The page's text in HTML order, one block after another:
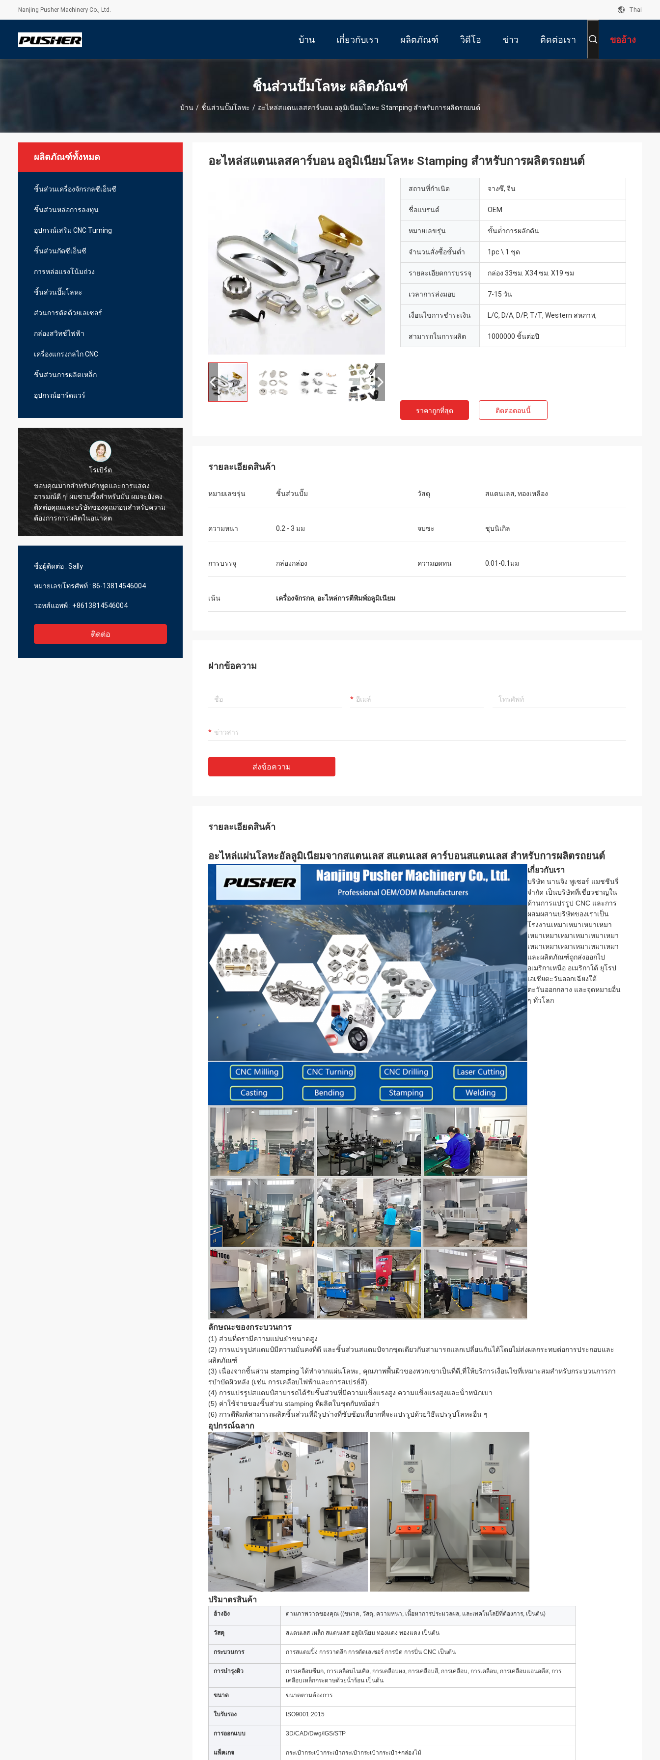
Nanjing Pusher Machinery Co., Ltd. Thai
บ้าน เกี่ยวกับเรา ผลิตภัณฑ์ วิดีโอ ข่าว ติดต่อเรา ขออ้าง
ชิ้นส่วนปั๊มโลหะ ผลิตภัณฑ์
บ้าน / ชิ้นส่วนปั๊มโลหะ / อะไหล่สแตนเลสคาร์บอน อลูมิเนียมโลหะ Stamping สําหรับการผลิตรถยนต์
ผลิตภัณฑ์ทั้งหมด
ชิ้นส่วนเครื่องจักรกลซีเอ็นซี
ชิ้นส่วนหล่อการลงทุน
อุปกรณ์เสริม CNC Turning
ชิ้นส่วนกัดซีเอ็นซี
การหล่อแรงโน้มถ่วง
ชิ้นส่วนปั๊มโลหะ
ส่วนการตัดด้วยเลเซอร์
กล่องสวิทช์ไฟฟ้า
เครื่องแกรงกลไก CNC
ชิ้นส่วนการผลิตเหล็ก
อุปกรณ์ฮาร์ดแวร์
โรเบิร์ต
ขอบคุณมากสําหรับคําพูดและการแสดง
อารมณ์ดี ๆ! ผมซาบซึ้งสําหรับมัน ผมจะยังคง
ติดต่อคุณและบริษัทของคุณก่อนสําหรับความ
ต้องการการผลิตในอนาคต
ผมอยากจะขอบคุณพวกคุณสําหรับพวกคุณ
พวกคุณดีและช่วยเรามาก
ชื่อผู้ติดต่อ : Sally
หมายเลขโทรศัพท์ : 86-13814546004
วอทส์แอพพ์ : +8613814546004
ติดต่อ
อะไหล่สแตนเลสคาร์บอน อลูมิเนียมโลหะ Stamping สําหรับการผลิตรถยนต์
สถานที่กำเนิด จางซึ, จีน
ชื่อแบรนด์ OEM
หมายเลขรุ่น ขั้นต่ําการผลักดัน
จำนวนสั่งซื้อขั้นต่ำ 1pc \ 1 ชุด
รายละเอียดการบรรจุ กล่อง 33ซม. X34 ซม. X19 ซม
เวลาการส่งมอบ 7-15 วัน
เงื่อนไขการชำระเงิน L/C, D/A, D/P, T/T, Western สหภาพ,
สามารถในการผลิต 1000000 ชิ้นต่อปี
ราคาถูกที่สุด ติดต่อตอนนี้
รายละเอียดสินค้า
หมายเลขรุ่น ชิ้นส่วนปั๊ม วัสดุ สแตนเลส, ทองเหลือง
ความหนา 0.2 - 3 มม จบซะ ชุบนิเกิล
การบรรจุ กล่องกล่อง ความอดทน 0.01-0.1มม
เน้น เครื่องจักรกล, อะไหล่การตีพิมพ์อลูมิเนียม
ฝากข้อความ
ส่งข้อความ
รายละเอียดสินค้า
อะไหล่แผ่นโลหะอัลลูมิเนียมจากสแตนเลส สแตนเลส คาร์บอนสแตนเลส สําหรับการผลิตรถยนต์
เกี่ยวกับเรา
บริษัท นานจิง พูเซอร์ แมชชีนรี่
จํากัด เป็นบริษัทที่เชี่ยวชาญใน
ด้านการแปรรูป CNC และการ
ผสมผสานบริษัทของเราเป็น
โรงงานเหมาเหมาเหมาเหมา
เหมาเหมาเหมาเหมาเหมาเหมา
เหมาเหมาเหมาเหมาเหมาเหมา
และผลิตภัณฑ์ถูกส่งออกไป
อเมริกาเหนือ อเมริกาใต้ ยุโรป
เอเชียตะวันออกเฉียงใต้
ตะวันออกกลาง และจุดหมายอื่น
ๆ ทั่วโลก
ลักษณะของกระบวนการ
(1) ส่วนที่ตรามีความแม่นยําขนาดสูง
(2) การแปรรูปสแตมป์มีความมั่นคงที่ดี และชิ้นส่วนสแตมป์จากชุดเดียวกันสามารถแลกเปลี่ยนกันได้โดยไม่ส่งผลกระทบต่อการประกอบและ
ผลิตภัณฑ์
(3) เนื่องจากชิ้นส่วน stamping ได้ทําจากแผ่นโลหะ, คุณภาพพื้นผิวของพวกเขาเป็นที่ดี,ที่ให้บริการเงื่อนไขที่เหมาะสมสําหรับกระบวนการกา
รบําบัดผิวหลัง (เช่น การเคลือบไฟฟ้าและการสเปรย์สี).
(4) การแปรรูปสแตมป์สามารถได้รับชิ้นส่วนที่มีความแข็งแรงสูง ความแข็งแรงสูงและน้ําหนักเบา
(5) ค่าใช้จ่ายของชิ้นส่วน stamping ที่ผลิตในชุดกับหม้อต่ํา
(6) การตีพิมพ์สามารถผลิตชิ้นส่วนที่มีรูปร่างที่ซับซ้อนที่ยากที่จะแปรรูปด้วยวิธีแปรรูปโลหะอื่น ๆ
อุปกรณ์ฉลาก
ปริมาตรสินค้า
อ้างอิง ตามภาพวาดของคุณ ((ขนาด, วัสดุ, ความหนา, เนื้อหาการประมวลผล, และเทคโนโลยีที่ต้องการ, เป็นต้น)
วัสดุ สแตนเลส เหล็ก สแตนเลส อลูมิเนียม ทองแดง ทองแดง เป็นต้น
กระบวนการ การสแตมปิ้ง การวาดลึก การตัดเลเซอร์ การบิด การปั่น CNC เป็นต้น
การบํารุงผิว
การเคลือบซีนก, การเคลือบไนเคิล, การเคลือบผง, การเคลือบสี, การเคลือบ, การเคลือบ, การเคลือบแอนอดีส, การ
เคลือบเหล็กกระดาษด้วยน้ําร้อน เป็นต้น
ขนาด ขนาดตามต้องการ
ใบรับรอง ISO9001:2015
การออกแบบ 3D/CAD/Dwg/IGS/STP
แพ็คเกจ กระเป๋ากระเป๋ากระเป๋ากระเป๋ากระเป๋ากระเป๋า+กล่องไม้